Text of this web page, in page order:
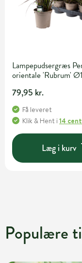
Lampepudsergræs
orientale 'Rubrum'
79,95 kr.
Få leveret
Klik & Hent i 14
Læg i kurv
Populære